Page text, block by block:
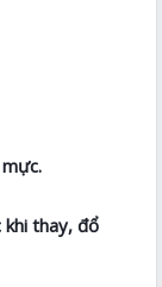
khi thay, đổ